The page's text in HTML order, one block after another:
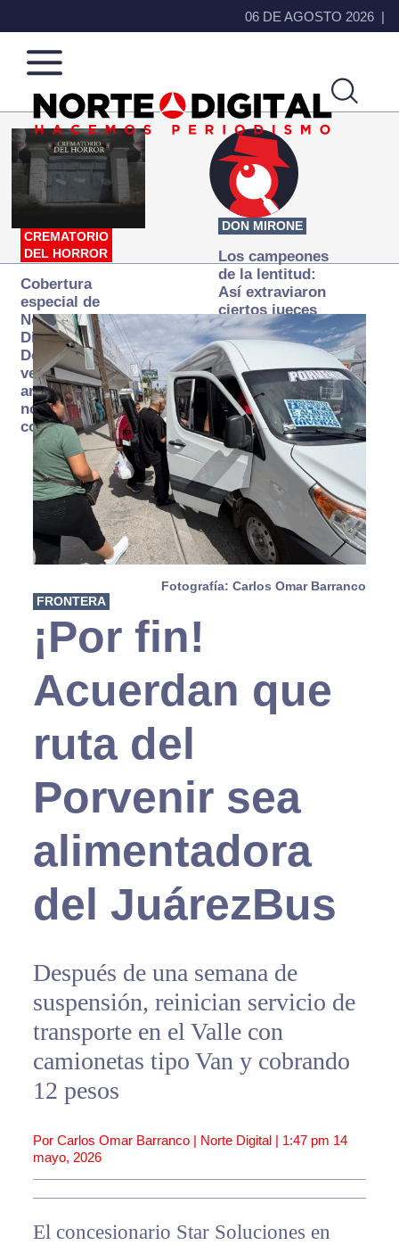
06 DE AGOSTO 2026
Norte
de
Ciudad
Más
que
noticias,
hacemos periodismo
CREMATORIO
DEL HORROR
Cobertura
especial de
Norte
Digital:
Donde la
verdad
arde… pero
no se
consume
DON MIRONE
Los campeones
de la lentitud:
Así extraviaron
ciertos jueces
la justicia
expedita
Fotografía: Carlos Omar Barranco
FRONTERA
¡Por fin!
Acuerdan que
ruta del
Porvenir sea
alimentadora
del JuárezBus
Después de una semana de
suspensión, reinician servicio de
transporte en el Valle con
camionetas tipo Van y cobrando
12 pesos
Por Carlos Omar Barranco | Norte Digital | 1:47 pm 14
mayo, 2026
El concesionario Star Soluciones en